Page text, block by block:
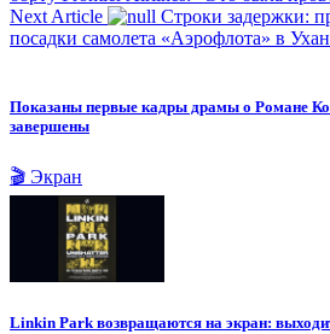
Next Article
Строки задержки:
посадки самолета «Аэрофлота» в
Показаны первые кадры драмы о Романе
завершены
🎬 Экран
Linkin Park возвращаются на экран: